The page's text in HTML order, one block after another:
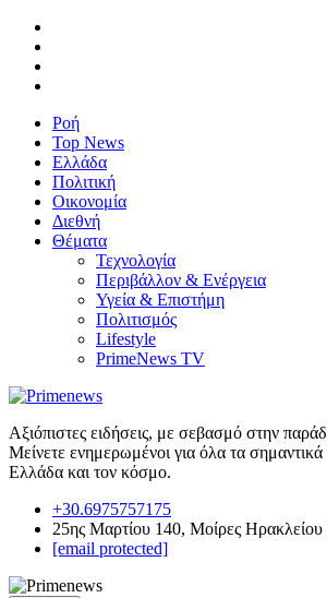
Ροή
Top News
Ελλάδα
Πολιτική
Οικονομία
Διεθνή
Θέματα
Τεχνολογία
Περιβάλλον & Ενέργεια
Υγεία & Επιστήμη
Πολιτισμός
Lifestyle
PrimeNews TV
Αξιόπιστες ειδήσεις, με σεβασμό στην
Μείνετε ενημερωμένοι για όλα τα σημαντικά
Ελλάδα και τον κόσμο.
+30.6975757175
25ης Μαρτίου 140, Μοίρες
[email protected]